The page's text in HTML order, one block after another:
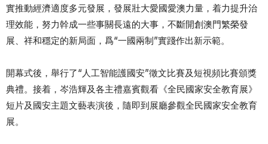
實推動經濟適度多元發展，發展壯大愛國愛澳力量，着力提升治
理效能，努力幹成一些事關長遠的大事，不斷開創澳門繁榮發
展、祥和穩定的新局面，爲“一國兩制”實踐作出新示範。
開幕式後，舉行了“人工智能護國安”徵文比賽及短視頻比賽頒獎
典禮。接着，岑浩輝及各主禮嘉賓觀看《全民國家安全教育展》
短片及國安主題文藝表演後，隨即到展廳參觀全民國家安全教育
展。